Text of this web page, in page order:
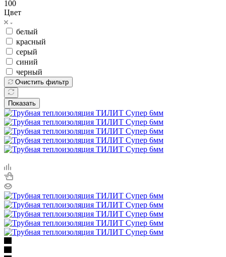
100
Цвет
белый
красный
серый
синий
черный
Очистить фильтр
Показать